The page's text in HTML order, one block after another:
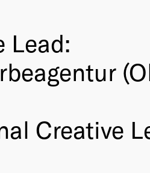
Lead:
Creative